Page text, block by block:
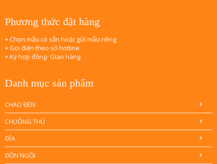
Phương thức đặt hàng
+ Chọn mẫu có sẵn hoặc gửi mẫu riêng
+ Gọi điện theo số hotline
+ Ký hợp đồng- Giao hàng
Danh mục sản phẩm
CHAO ĐÈN
CHUỒNG THÚ
ĐĨA
ĐÔN NGỒI